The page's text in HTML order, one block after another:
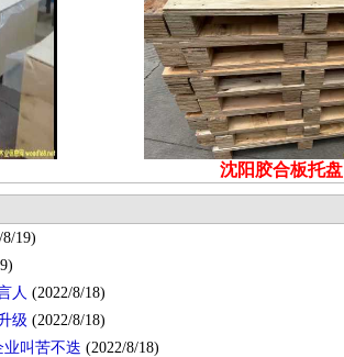
沈阳胶合板托盘
19)
人 (2022/8/18)
级 (2022/8/18)
业叫苦不迭 (2022/8/18)